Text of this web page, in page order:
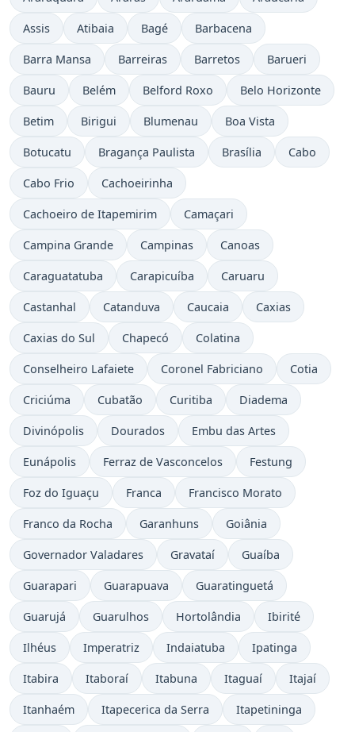
Assis Atibaia Bagé Barbacena
Barra Mansa Barreiras Barretos Barueri
Bauru Belém Belford Roxo Belo Horizonte
Betim Birigui Blumenau Boa Vista
Botucatu Bragança Paulista Brasília Cabo
Cabo Frio Cachoeirinha
Cachoeiro de Itapemirim Camaçari
Campina Grande Campinas Canoas
Caraguatatuba Carapicuíba Caruaru
Castanhal Catanduva Caucaia Caxias
Caxias do Sul Chapecó Colatina
Conselheiro Lafaiete Coronel Fabriciano Cotia
Criciúma Cubatão Curitiba Diadema
Divinópolis Dourados Embu das Artes
Eunápolis Ferraz de Vasconcelos Festung
Foz do Iguaçu Franca Francisco Morato
Franco da Rocha Garanhuns Goiânia
Governador Valadares Gravataí Guaíba
Guarapari Guarapuava Guaratinguetá
Guarujá Guarulhos Hortolândia Ibirité
Ilhéus Imperatriz Indaiatuba Ipatinga
Itabira Itaboraí Itabuna Itaguaí Itajaí
Itanhaém Itapecerica da Serra Itapetininga